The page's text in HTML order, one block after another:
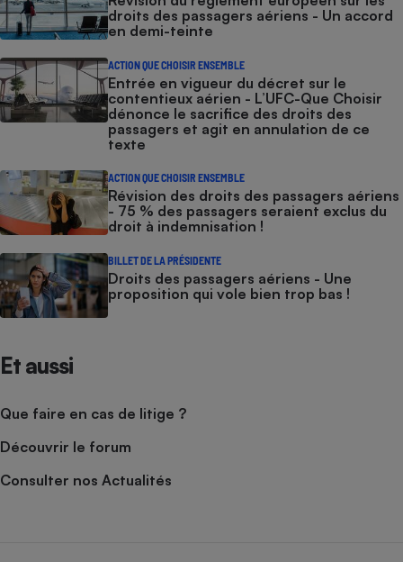
droits des passagers aériens - Un accord
en demi-teinte
ACTION QUE CHOISIR ENSEMBLE
Entrée en vigueur du décret sur le
contentieux aérien - L’UFC-Que Choisir
dénonce le sacrifice des droits des
passagers et agit en annulation de ce
texte
ACTION QUE CHOISIR ENSEMBLE
Révision des droits des passagers aériens
- 75 % des passagers seraient exclus du
droit à indemnisation !
BILLET DE LA PRÉSIDENTE
Droits des passagers aériens - Une
proposition qui vole bien trop bas !
Et aussi
Que faire en cas de litige ?
Découvrir le forum
Consulter nos Actualités